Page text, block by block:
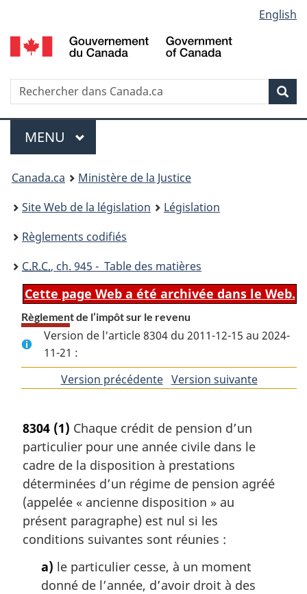
au
contenu
propos
de
la
HTML
simplifiée
selection
English
Recherche
Menu
MENU PRINCIPAL
You
are
here:
Canada.ca
Ministère de la Justice
Site Web de la législation
Législation
Règlements codifiés
C.R.C., ch. 945 - Table des matières
Cette page Web a été archivée dans le Web.
Règlement de l’impôt sur le revenu
Version de l'article 8304 du 2011-12-15 au 2024-
11-21 :
Version précédentedeVersion suivantede
8304 (1) Chaque crédit de pension d’un
particulier pour une année civile dans le
cadre de la disposition à prestations
déterminées d’un régime de pension agréé
(appelée « ancienne disposition » au
présent paragraphe) est nul si les
conditions suivantes sont réunies :
a) le particulier cesse, à un moment
donné de l’année, d’avoir droit à des